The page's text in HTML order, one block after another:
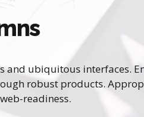
and ubiquitous interfaces.
robust products.
readiness.